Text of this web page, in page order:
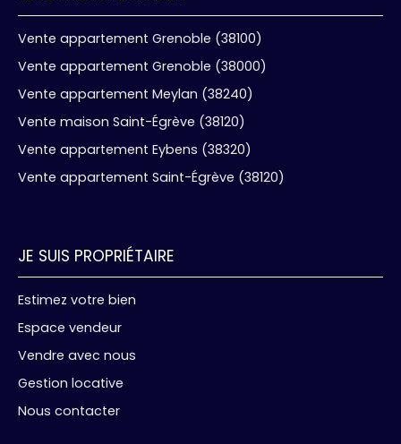
Vente appartement Grenoble (38100)
Vente appartement Grenoble (38000)
Vente appartement Meylan (38240)
Vente maison Saint-Égrève (38120)
Vente appartement Eybens (38320)
Vente appartement Saint-Égrève (38120)
JE SUIS PROPRIÉTAIRE
Estimez votre bien
Espace vendeur
Vendre avec nous
Gestion locative
Nous contacter